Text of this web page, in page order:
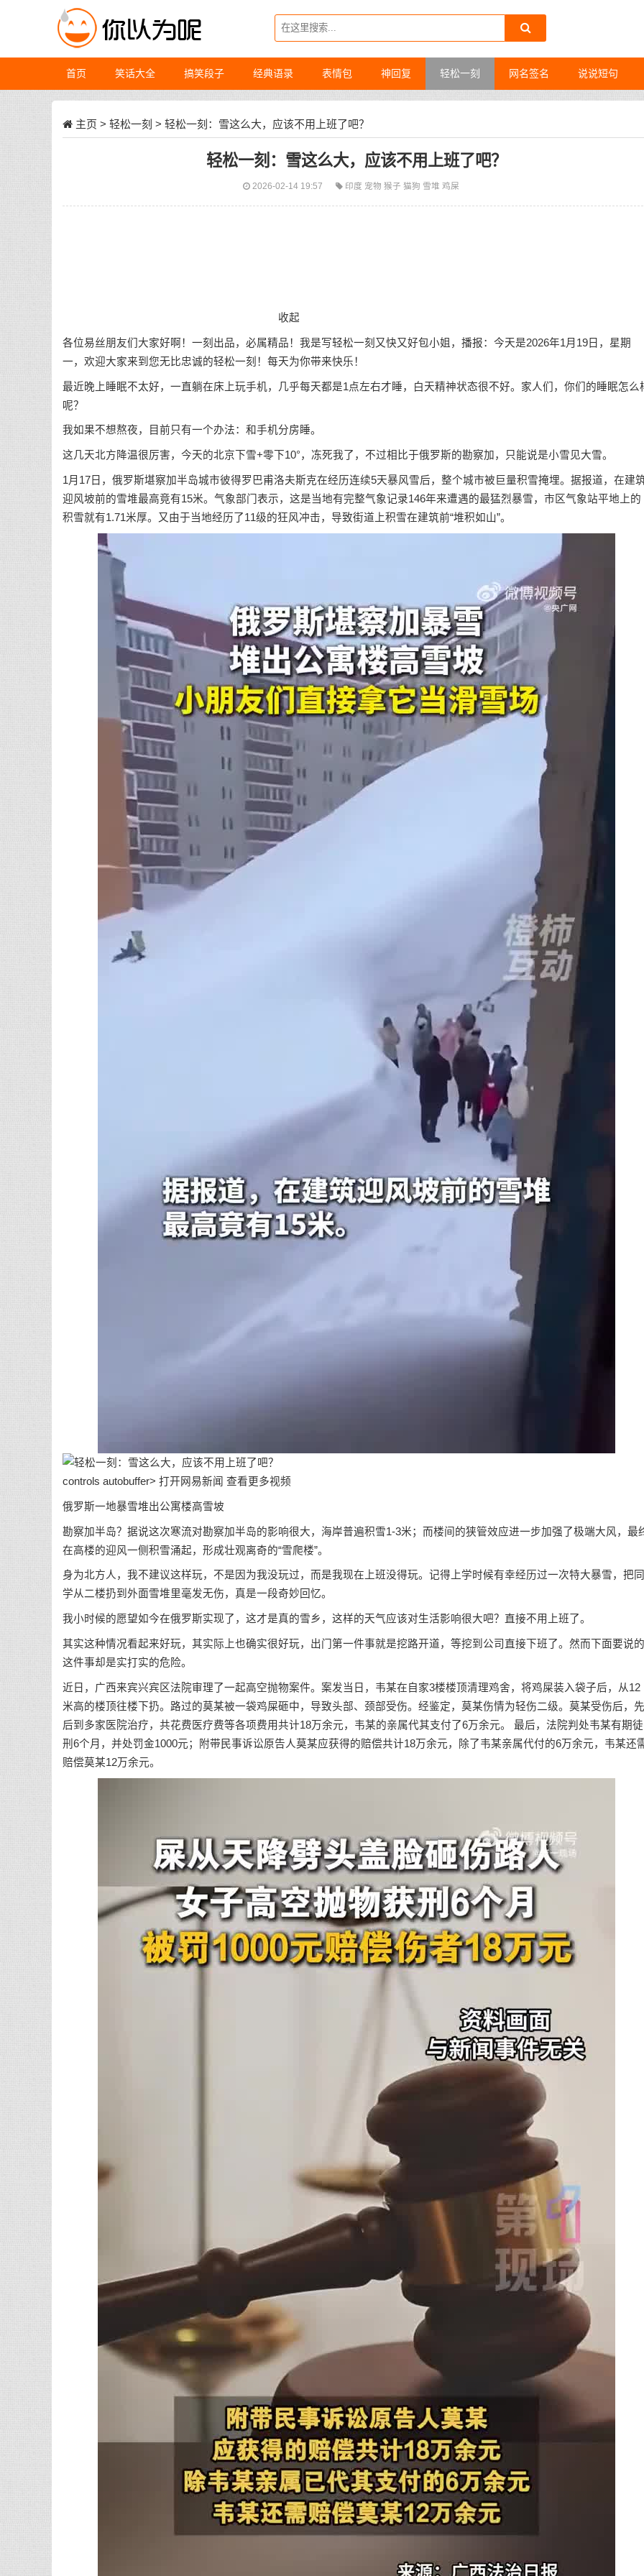
首页 笑话大全 搞笑段子 经典语录 表情包 神回复 轻松一刻 网名签名 说说短句
主页 > 轻松一刻 > 轻松一刻：雪这么大，应该不用上班了吧？
轻松一刻：雪这么大，应该不用上班了吧？
2026-02-14 19:57 印度 宠物猴子猫狗 雪堆鸡屎
收起
各位易丝朋友们大家好啊！一刻出品，必属精品！我是写轻松一刻又快又好包小姐，播报：今天是2026年1月19日，星期
一，欢迎大家来到您无比忠诚的轻松一刻！每天为你带来快乐！
最近晚上睡眠不太好，一直躺在床上玩手机，几乎每天都是1点左右才睡，白天精神状态很不好。家人们，你们的睡眠怎么
呢？
我如果不想熬夜，目前只有一个办法：和手机分房睡。
这几天北方降温很厉害，今天的北京下雪+零下10°，冻死我了，不过相比于俄罗斯的勘察加，只能说是小雪见大雪。
1月17日，俄罗斯堪察加半岛城市彼得罗巴甫洛夫斯克在经历连续5天暴风雪后，整个城市被巨量积雪掩埋。据报道，在建
迎风坡前的雪堆最高竟有15米。气象部门表示，这是当地有完整气象记录146年来遭遇的最猛烈暴雪，市区气象站平地上的
积雪就有1.71米厚。又由于当地经历了11级的狂风冲击，导致街道上积雪在建筑前“堆积如山”。
controls autobuffer> 打开网易新闻 查看更多视频
俄罗斯一地暴雪堆出公寓楼高雪坡
勘察加半岛？据说这次寒流对勘察加半岛的影响很大，海岸普遍积雪1-3米；而楼间的狭管效应进一步加强了极端大风，最
在高楼的迎风一侧积雪涌起，形成壮观离奇的“雪爬楼”。
身为北方人，我不建议这样玩，不是因为我没玩过，而是我现在上班没得玩。记得上学时候有幸经历过一次特大暴雪，把同
学从二楼扔到外面雪堆里毫发无伤，真是一段奇妙回忆。
我小时候的愿望如今在俄罗斯实现了，这才是真的雪乡，这样的天气应该对生活影响很大吧？直接不用上班了。
其实这种情况看起来好玩，其实际上也确实很好玩，出门第一件事就是挖路开道，等挖到公司直接下班了。然而下面要说的
这件事却是实打实的危险。
近日，广西来宾兴宾区法院审理了一起高空抛物案件。案发当日，韦某在自家3楼楼顶清理鸡舍，将鸡屎装入袋子后，从12
米高的楼顶往楼下扔。路过的莫某被一袋鸡屎砸中，导致头部、颈部受伤。经鉴定，莫某伤情为轻伤二级。莫某受伤后，先
后到多家医院治疗，共花费医疗费等各项费用共计18万余元，韦某的亲属代其支付了6万余元。 最后，法院判处韦某有期徒
刑6个月，并处罚金1000元；附带民事诉讼原告人莫某应获得的赔偿共计18万余元，除了韦某亲属代付的6万余元，韦某还
赔偿莫某12万余元。